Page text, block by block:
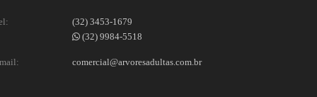
(32) 3453-1679
(32) 9984-5518
comercial@arvoresadultas.com.br